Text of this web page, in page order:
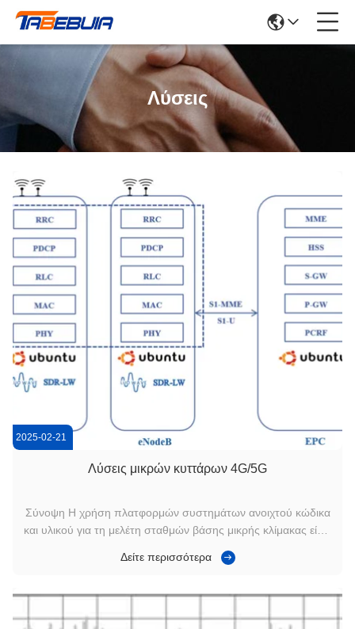
Λύσεις
2025-02-21
Λύσεις μικρών κυττάρων 4G/5G
Σύνοψη Η χρήση πλατφορμών συστημάτων ανοιχτού κώδικα
και υλικού για τη μελέτη σταθμών βάσης μικρής κλίμακας είναι
ασύρματων επικοινωνιών ραδιοφώνου και LTE.Οι
ακριβός, έχει μεγάλους κύκλους ανάπτυ...
Δείτε περισσότερα